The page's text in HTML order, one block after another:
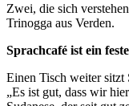
Zwei, die sich
Trinogga aus Verden.
Sprachcafé ist ein
Einen Tisch weiter
„Es ist gut, dass wir